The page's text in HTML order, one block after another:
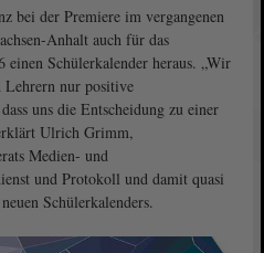
bei der Premiere im vergangenen
Anhalt auch für das
Schülerkalender heraus. „Wir
Lehrern nur positive
uns die Entscheidung zu einer
Ulrich Grimm,
Medien- und
und Protokoll und damit quasi
Schülerkalenders.